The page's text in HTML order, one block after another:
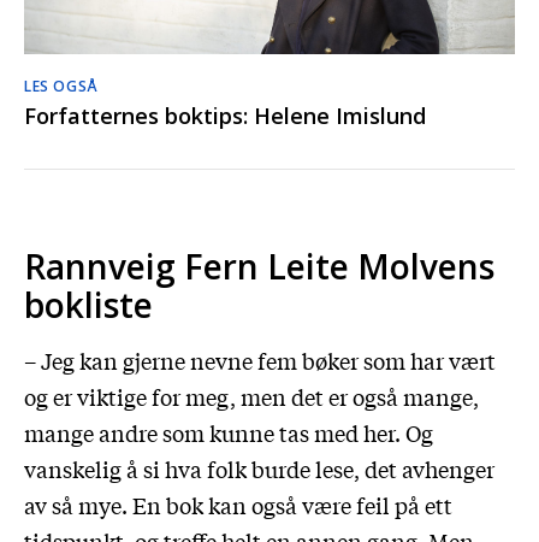
LES OGSÅ
Forfatternes boktips: Helene Imislund
Rannveig Fern Leite Molvens
bokliste
– Jeg kan gjerne nevne fem bøker som har vært
og er viktige for meg, men det er også mange,
mange andre som kunne tas med her. Og
vanskelig å si hva folk burde lese, det avhenger
av så mye. En bok kan også være feil på ett